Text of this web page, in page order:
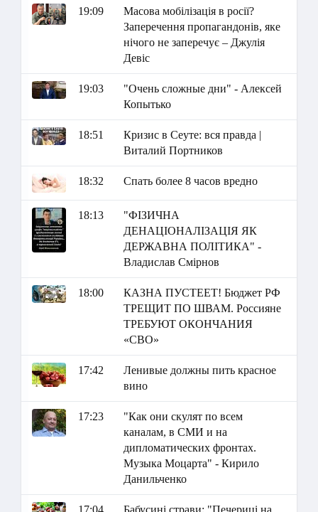
19:09
Масова мобілізація в росії?
Заперечення пропагандонів, яке
нічого не заперечує – Джулія
Девіс
19:03
"Очень сложные дни" - Алексей
Копытько
18:51
Кризис в Сеуте: вся правда |
Виталий Портников
18:32 Спать более 8 часов вредно
18:13
"ФІЗИЧНА
ДЕНАЦІОНАЛІЗАЦІЯ ЯК
ДЕРЖАВНА ПОЛІТИКА" -
Владислав Смірнов
18:00
КАЗНА ПУСТЕЕТ! Бюджет РФ
ТРЕЩИТ ПО ШВАМ. Россияне
ТРЕБУЮТ ОКОНЧАНИЯ
«СВО»
17:42
Ленивые должны пить красное
вино
17:23
"Как они скулят по всем
каналам, в СМИ и на
дипломатических фронтах.
Музыка Моцарта" - Кирило
Данильченко
17:04
Бабусині страви: "Печериці на